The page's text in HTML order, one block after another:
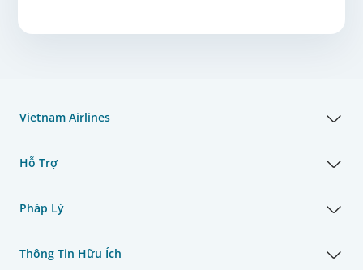
Vietnam Airlines
Hỗ Trợ
Pháp Lý
Thông Tin Hữu Ích